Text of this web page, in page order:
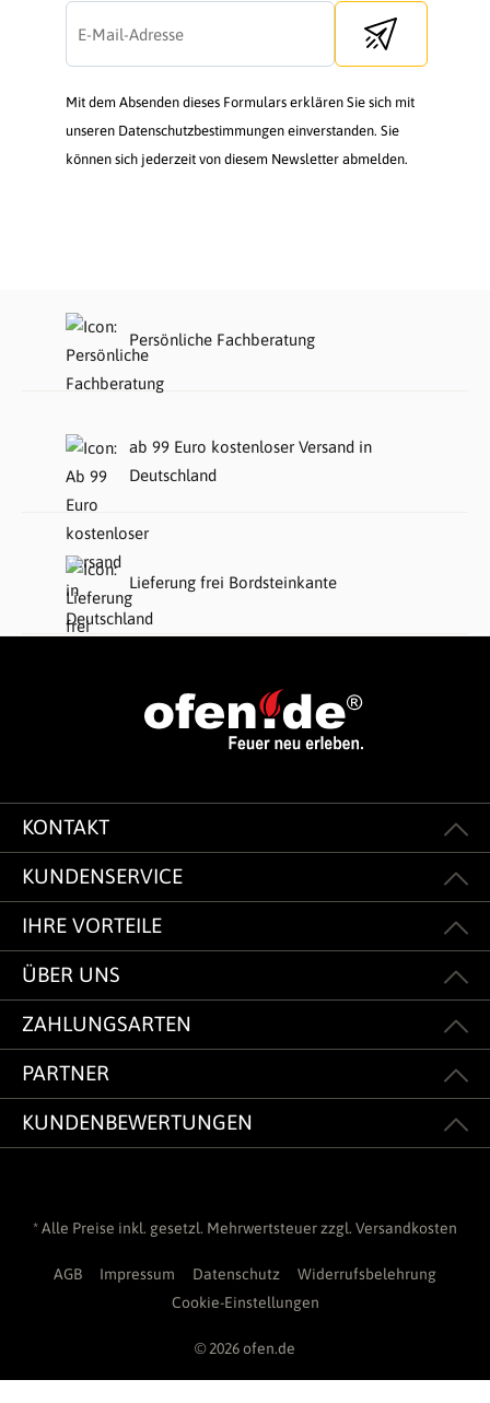
Send newsletter
Mit dem Absenden dieses Formulars erklären Sie sich mit
unseren Datenschutzbestimmungen einverstanden. Sie
können sich jederzeit von diesem Newsletter abmelden.
Persönliche Fachberatung
ab 99 Euro kostenloser Versand in
Deutschland
Lieferung frei Bordsteinkante
KONTAKT
KUNDENSERVICE
IHRE VORTEILE
ÜBER UNS
ZAHLUNGSARTEN
PARTNER
KUNDENBEWERTUNGEN
* Alle Preise inkl. gesetzl. Mehrwertsteuer zzgl. Versandkosten
AGB Impressum Datenschutz
Widerrufsbelehrung
Cookie-Einstellungen
© 2026 ofen.de